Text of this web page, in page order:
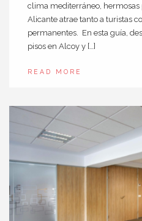
clima mediterráneo, hermosas
Alicante atrae tanto a turistas
permanentes. En esta guía,
pisos en Alcoy y […]
READ MORE